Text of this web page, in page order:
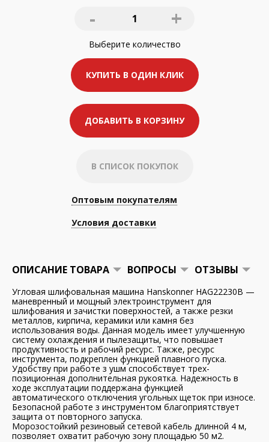
- 1 +
Выберите количество
КУПИТЬ В ОДИН КЛИК
ДОБАВИТЬ В КОРЗИНУ
В СПИСОК ПОКУПОК
Оптовым покупателям
Условия доставки
ОПИСАНИЕ ТОВАРА ВОПРОСЫ ОТЗЫВЫ
Угловая шлифовальная машина Hanskonner HAG22230B —
маневренный и мощный электроинструмент для
шлифования и зачистки поверхностей, а также резки
металлов, кирпича, керамики или камня без
использования воды. Данная модель имеет улучшенную
систему охлаждения и пылезащиты, что повышает
продуктивность и рабочий ресурс. Также, ресурс
инструмента, подкреплен функцией плавного пуска.
Удобству при работе з ушм способствует трех-
позиционная дополнительная рукоятка. Надежность в
ходе эксплуатации поддержана функцией
автоматического отключения угольных щеток при износе.
Безопасной работе з инструментом благоприятствует
защита от повторного запуска.
Морозостойкий резиновый сетевой кабель длинной 4 м,
позволяет охватит рабочую зону площадью 50 м2.